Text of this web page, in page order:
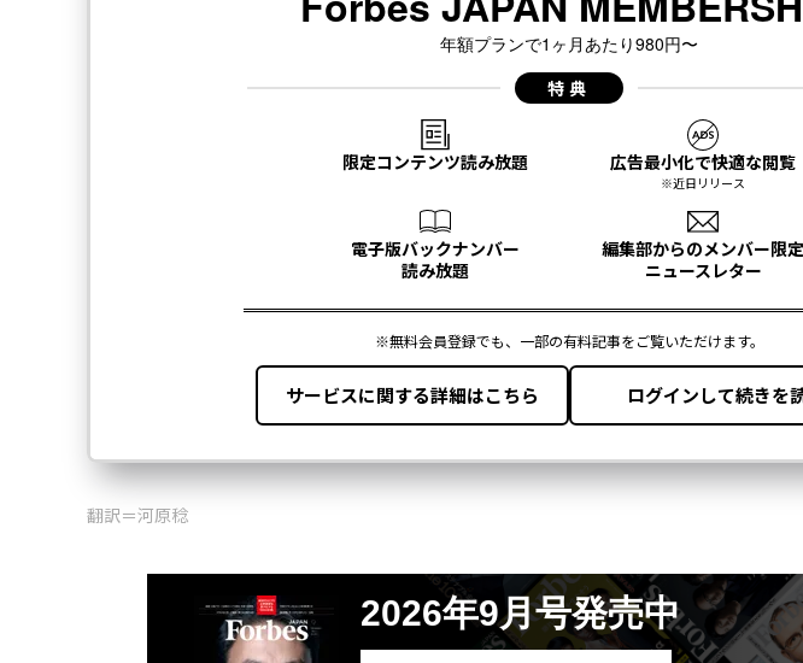
翻訳＝河原稔
2026年9月号発売中